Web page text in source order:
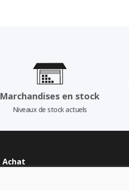
Marchandises en stock
Niveaux de stock actuels
Achat